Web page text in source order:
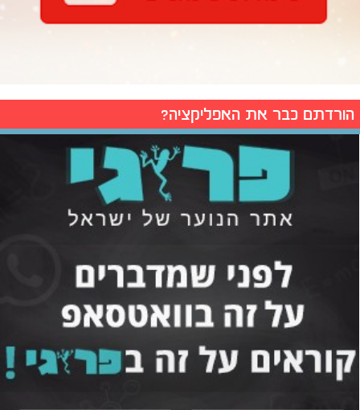
הורדתם כבר את האפליקציה?